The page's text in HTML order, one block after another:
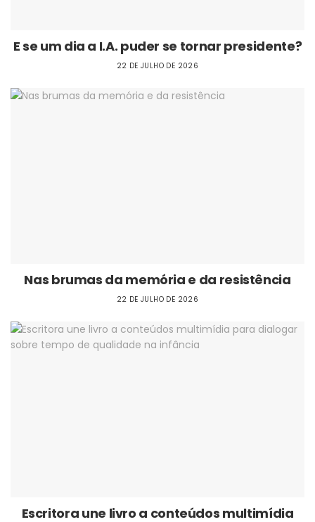
E se um dia a I.A. puder se tornar presidente?
22 DE JULHO DE 2026
Nas brumas da memória e da resistência
22 DE JULHO DE 2026
Escritora une livro a conteúdos multimídia